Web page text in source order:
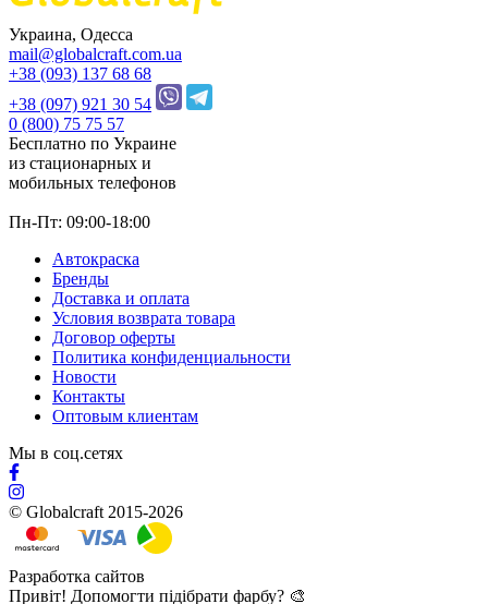
Украина, Одесса
mail@globalcraft.com.ua
+38 (093) 137 68 68
+38 (097) 921 30 54
0 (800) 75 75 57
Бесплатно по Украине
из стационарных и
мобильных телефонов
Пн-Пт: 09:00-18:00
Автокраска
Бренды
Доставка и оплата
Условия возврата товара
Договор оферты
Политика конфиденциальности
Новости
Контакты
Оптовым клиентам
Мы в соц.сетях
© Globalcraft 2015-2026
Разработка сайтов
Привіт! Допомогти підібрати фарбу? 🎨